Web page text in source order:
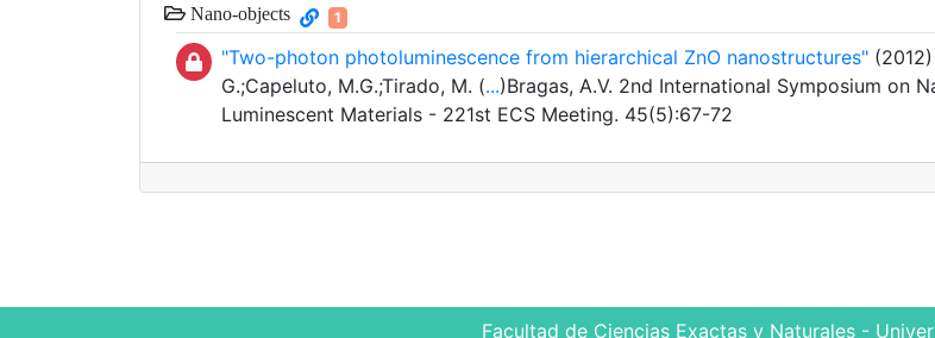
Nano-objects 1
"Two-photon photoluminescence from hierarchical ZnO nanostructures"
G.;Capeluto, M.G.;Tirado, M. (...)Bragas, A.V. 2nd International Symposium on
Luminescent Materials - 221st ECS Meeting. 45(5):67-72
Facultad de Ciencias Exactas y Naturales -